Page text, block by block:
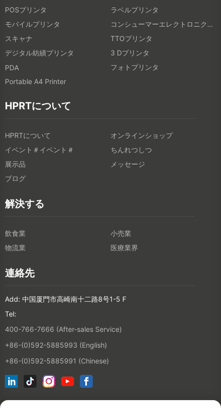
POSプリンタ
ラベルプリンタ
モバイルプリンタ
コンシューマーエレクトロニクス製品
スキャナ
TTOプリンタ
デジタル紡績プリンタ
3 Dプリンタ
PDA
フォトプリンタ
Portable A4 Printer
HPRTについて
HPRTについて
オンラインショップ
イベント＃イベント＃
ちんれつしつ
展示品
メッセージ
ブログ
解決する
飲食業
小売業
物流業
医療業界
連絡先
Add: 中国厦門市高崎南十二路8号1-5 F
Tel:
400-766-7666 (After-sales Service)
+86-(0)592-5885993 (English)
+86-(0)592-5885991 (Chinese)